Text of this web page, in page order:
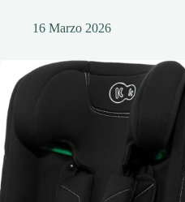
16 Marzo 2026